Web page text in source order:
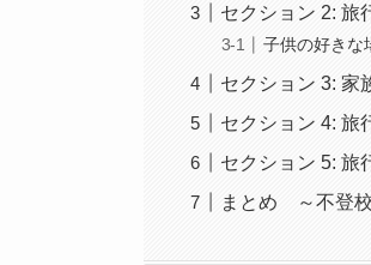
セクション 2: 旅
子供の好きな
セクション 3: 家
セクション 4: 旅
セクション 5: 旅
まとめ ～不登